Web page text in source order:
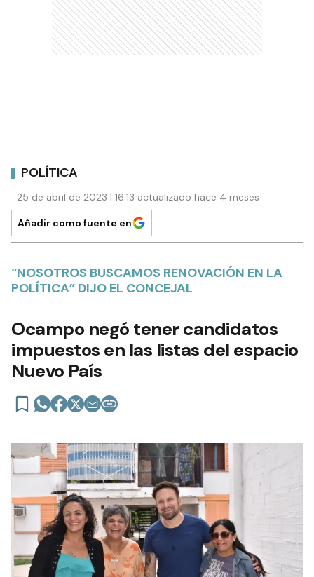
POLÍTICA
25 de abril de 2023 | 16:13 actualizado hace 4 meses
Añadir como fuente en
“NOSOTROS BUSCAMOS RENOVACIÓN EN LA
POLÍTICA” DIJO EL CONCEJAL
Ocampo negó tener candidatos
impuestos en las listas del espacio
Nuevo País